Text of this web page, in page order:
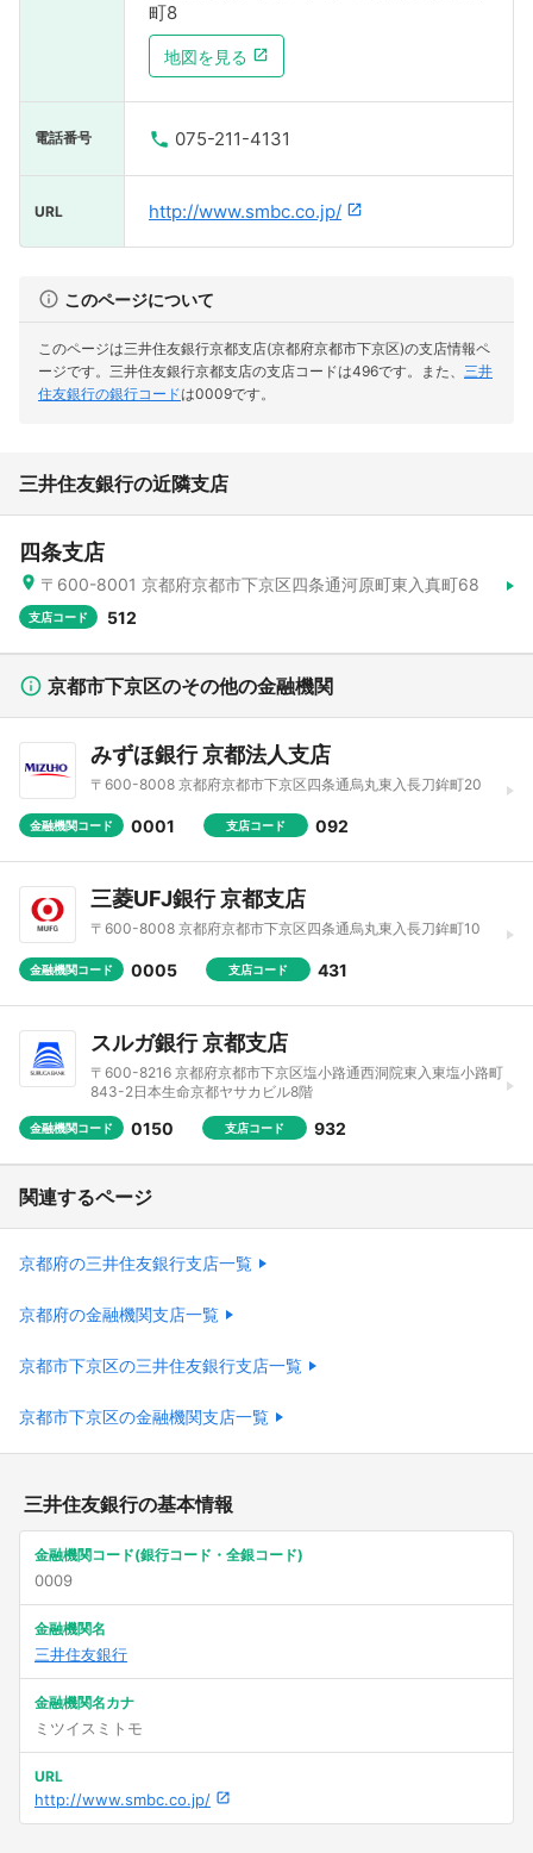
町8
地図を見る
電話番号 075-211-4131
URL http://www.smbc.co.jp/
このページについて
このページは三井住友銀行京都支店(京都府京都市下京区)の支店情報ペ
ージです。 三井住友銀行京都支店の支店コードは496です。 また、 三井
住友銀行の銀行コードは0009です。
三井住友銀行の近隣支店
四条支店
〒600-8001 京都府京都市下京区四条通河原町東入真町68
支店コード 512
京都市下京区のその他の金融機関
みずほ銀行 京都法人支店
〒600-8008 京都府京都市下京区四条通烏丸東入長刀鉾町20
金融機関コード 0001 支店コード 092
三菱UFJ銀行 京都支店
〒600-8008 京都府京都市下京区四条通烏丸東入長刀鉾町10
金融機関コード 0005 支店コード 431
スルガ銀行 京都支店
〒600-8216 京都府京都市下京区塩小路通西洞院東入東塩小路町
843-2日本生命京都ヤサカビル8階
金融機関コード 0150 支店コード 932
関連するページ
京都府の三井住友銀行支店一覧
京都府の金融機関支店一覧
京都市下京区の三井住友銀行支店一覧
京都市下京区の金融機関支店一覧
三井住友銀行の基本情報
金融機関コード(銀行コード・全銀コード)
0009
金融機関名
三井住友銀行
金融機関名カナ
ミツイスミトモ
URL
http://www.smbc.co.jp/